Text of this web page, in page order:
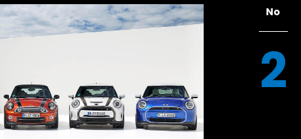
No
2